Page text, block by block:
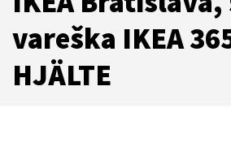
vareška IKEA
HJÄLTE